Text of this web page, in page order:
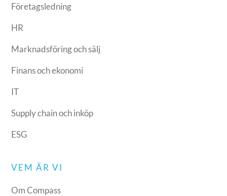
Företagsledning
HR
Marknadsföring och sälj
Finans och ekonomi
IT
Supply chain och inköp
ESG
VEM ÄR VI
Om Compass